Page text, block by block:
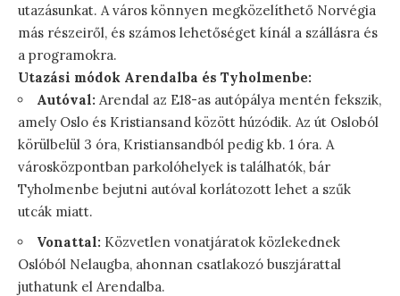
utazásunkat. A város könnyen megközelíthető Norvégia
más részeiről, és számos lehetőséget kínál a szállásra és
a programokra.
Utazási módok Arendalba és Tyholmenbe:
Autóval: Arendal az E18-as autópálya mentén fekszik,
amely Oslo és Kristiansand között húzódik. Az út Osloból
körülbelül 3 óra, Kristiansandból pedig kb. 1 óra. A
városközpontban parkolóhelyek is találhatók, bár
Tyholmenbe bejutni autóval korlátozott lehet a szűk
utcák miatt.
Vonattal: Közvetlen vonatjáratok közlekednek
Oslóból Nelaugba, ahonnan csatlakozó buszjárattal
juthatunk el Arendalba.